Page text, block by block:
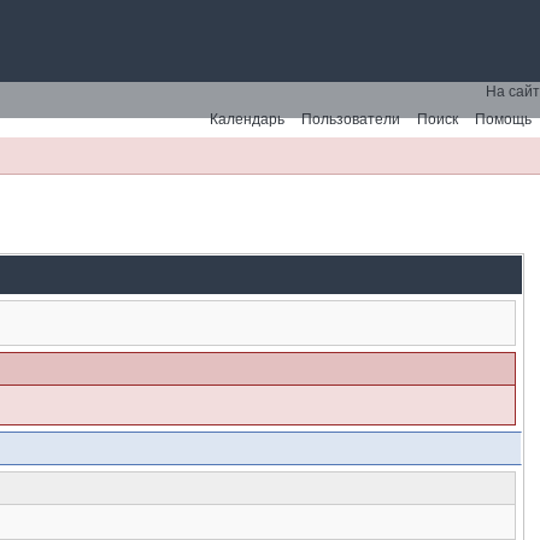
На сайт
Помощь
Поиск
Пользователи
Календарь